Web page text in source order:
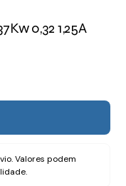
0,32 1,25A
Valores podem